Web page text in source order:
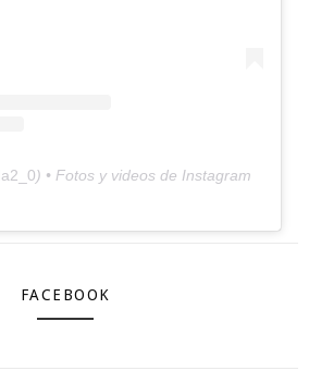
) • Fotos y videos de Instagram
FACEBOOK